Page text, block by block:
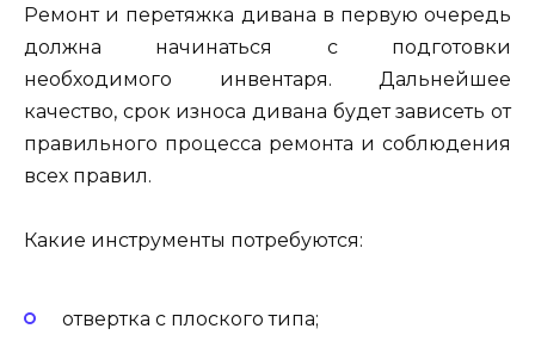
Ремонт и перетяжка дивана в первую очередь
должна начинаться с подготовки
необходимого инвентаря. Дальнейшее
качество, срок износа дивана будет зависеть от
правильного процесса ремонта и соблюдения
всех правил.
Какие инструменты потребуются:
отвертка с плоского типа;